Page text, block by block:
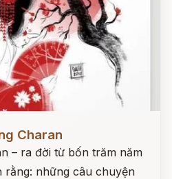
Charan
– ra đời từ bốn trăm năm
rằng: những câu chuyện